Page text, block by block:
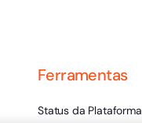
Ferramentas
Status da Plataforma